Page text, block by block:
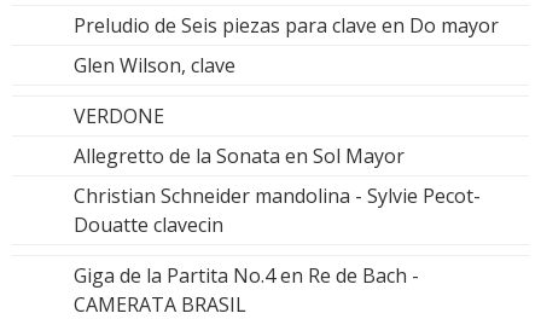
Preludio de Seis piezas para clave en Do mayor
Glen Wilson, clave
VERDONE
Allegretto de la Sonata en Sol Mayor
Christian Schneider mandolina - Sylvie Pecot-
Douatte clavecin
Giga de la Partita No.4 en Re de Bach -
CAMERATA BRASIL